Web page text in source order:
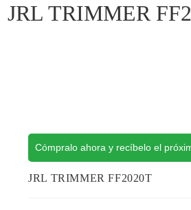
JRL TRIMMER
Cómpralo ahora y recíbelo el
JRL TRIMMER FF2020T